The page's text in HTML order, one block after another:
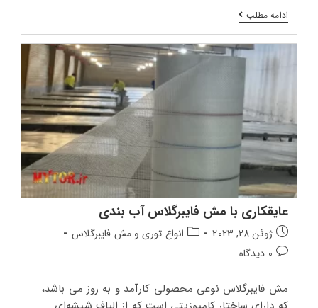
ادامه مطلبمش
فایبرگلاس
چیست؟
عایقکاری با مش فایبرگلاس آب بندی
تاریخ
انتشار
پست:
ژوئن 28, 2023
دسته‌بندی
انواع توری و مش فایبرگلاس
دیدگاه‌های
0 دیدگاه
مش فایبرگلاس نوعی محصولی کارآمد و به روز می باشد،